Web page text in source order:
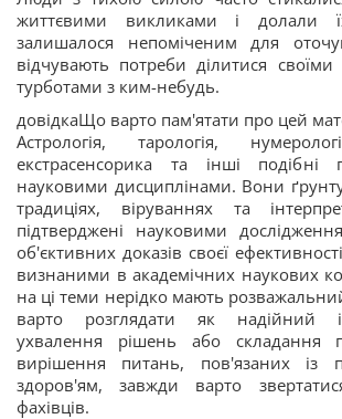
життєвими викликами і долали
залишалося непоміченим для
відчувають потреби ділитися
турботами з ким-небудь.
довідкаЩо варто пам'ятати про цей
Астрологія, тарологія,
екстрасенсорика та інші
науковими дисциплінами. Вони
традиціях, віруваннях та
підтверджені науковими
об'єктивних доказів своєї
визнаними в академічних наукових
на ці теми нерідко мають
варто розглядати як надійний
ухвалення рішень або складання
вирішення питань, пов'язаних із
здоров'ям, завжди варто
фахівців.